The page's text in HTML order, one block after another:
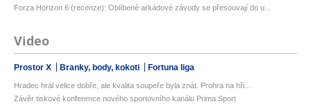
Forza Horizon 6 (recenze): Oblíbené arkádové závody se přesouvají do u...
Video
Prostor X Branky, body, kokoti Fortuna liga
Hradec hrál velice dobře, ale kvalita soupeře byla znát. Prohra na hři...
Závěr tiskové konference nového sportovního kanálu Prima Sport